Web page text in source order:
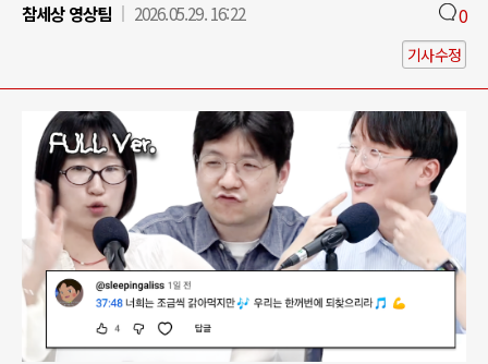
참세상 영상팀
2026.05.29. 16:22 0
기사수정